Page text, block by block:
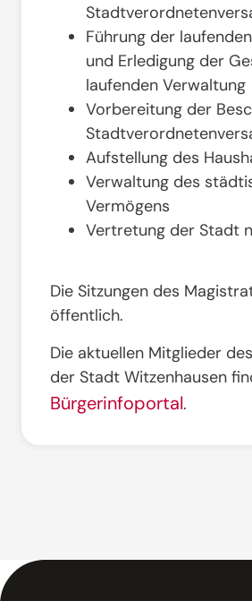
Führung der
und Erledigung der
laufenden Verwaltung
Vorbereitung der
Aufstellung des
Verwaltung des
Vermögens
Vertretung der Stadt
Die Sitzungen des
öffentlich.
Die aktuellen Mitglieder
der Stadt Witzenhausen
Bürgerinfoportal.